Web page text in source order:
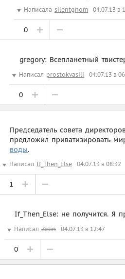
Написала silentgnom 04.07.13 в
0
gregory: Всепланетный
Написал prostokvasili 04.07.13 в
0
Председатель совета
предложил приватизировать
воды.
Написал If_Then_Else 04.07.13 в 08:32
1
If_Then_Else: не получится. Я
Написал Zolin 04.07.13 в 12:47
0